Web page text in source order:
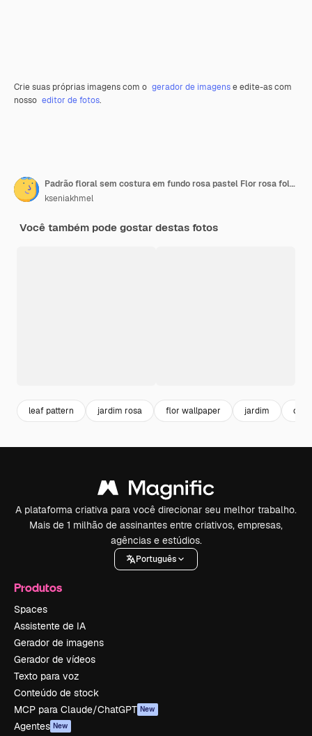
Crie suas próprias imagens com o gerador de imagense edite-as com
nosso editor de fotos.
Padrão floral sem costura em fundo rosa pastel Flor rosa folhas verdes círculos repetem impressão
kseniakhmel
Você também pode gostar destas fotos
leaf pattern jardim rosa flor wallpaper jardim
A plataforma criativa para você direcionar seu melhor trabalho.
Mais de 1 milhão de assinantes entre criativos, empresas,
agências e estúdios.
Português
Produtos
Spaces
Assistente de IA
Gerador de imagens
Gerador de vídeos
Texto para voz
Conteúdo de stock
MCP para Claude/ChatGPT New
Agentes New